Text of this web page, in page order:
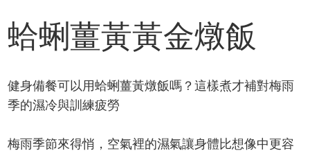
蛤蜊薑黃黃金燉飯
健身備餐可以用蛤蜊薑黃燉飯嗎？這樣煮才補對梅雨
季的濕冷與訓練疲勞
梅雨季節來得悄，空氣裡的濕氣讓身體比想像中更容